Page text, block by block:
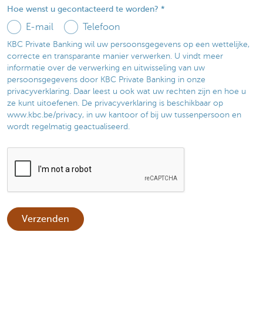
Hoe wenst u gecontacteerd te worden?
E-mail Telefoon
KBC Private Banking wil uw persoonsgegevens op een wettelijke,
correcte en transparante manier verwerken. U vindt meer
informatie over de verwerking en uitwisseling van uw
persoonsgegevens door KBC Private Banking in onze
privacyverklaring. Daar leest u ook wat uw rechten zijn en hoe u
ze kunt uitoefenen. De privacyverklaring is beschikbaar op
www.kbc.be/privacy, in uw kantoor of bij uw tussenpersoon en
wordt regelmatig geactualiseerd.​​
Verzenden